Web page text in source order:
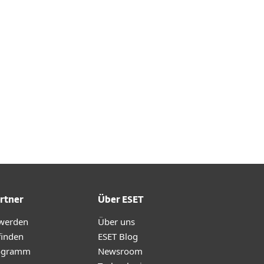
Über ESET
Über uns
ESET Blog
Newsroom